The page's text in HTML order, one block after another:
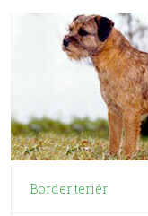
Border teriér